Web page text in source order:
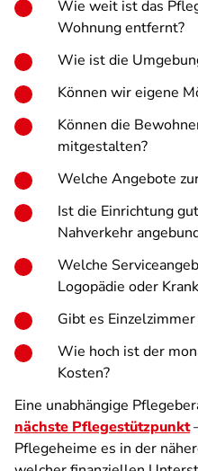
Wie weit ist das
Wohnung entfernt?
Wie ist die
Können wir eigene
Können die
mitgestalten?
Welche Angebote
Ist die Einrichtung
Nahverkehr
Welche
Logopädie oder
Gibt es
Wie hoch ist der
Kosten?
Eine unabhängige
nächste Pflegestützpunkt
Pflegeheime es in der